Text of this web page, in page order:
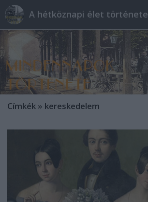
A hétköznapi élet története
Címkék » kereskedelem